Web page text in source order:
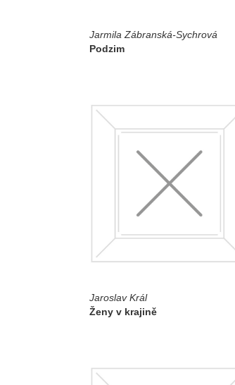
Jarmila Zábranská-Sychrová
Podzim
Jaroslav Král
Ženy v krajině